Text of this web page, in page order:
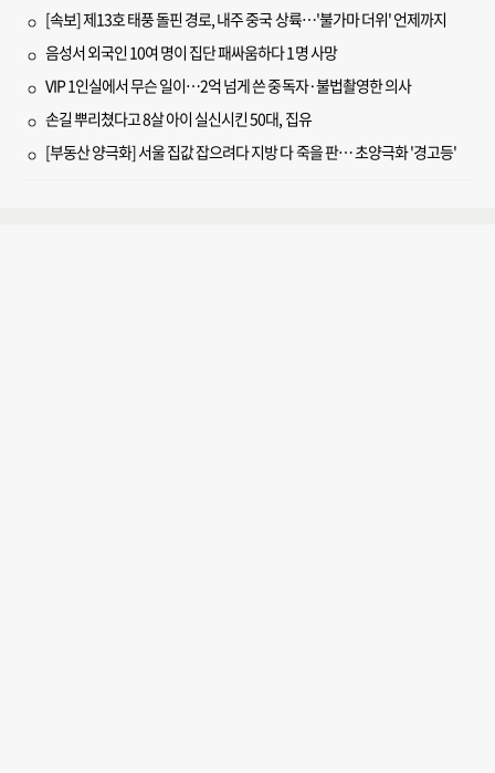
[속보] 제13호 태풍 돌핀 경로, 내주 중국 상륙…'불가마 더위' 언제까지
음성서 외국인 10여 명이 집단 패싸움하다 1명 사망
VIP 1인실에서 무슨 일이…2억 넘게 쓴 중독자·불법촬영한 의사
손길 뿌리쳤다고 8살 아이 실신시킨 50대, 집유
[부동산 양극화] 서울 집값 잡으려다 지방 다 죽을 판… 초양극화 '경고등'